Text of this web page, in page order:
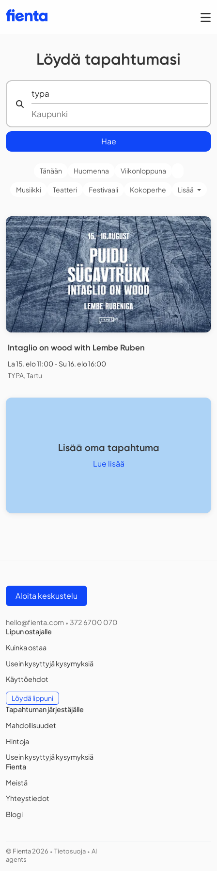
Löydä tapahtumasi
Hae
Tänään Huomenna Viikonloppuna
Musiikki Teatteri Festivaali Kokoperhe Lisää
Intaglio on wood with Lembe Ruben
La 15. elo 11:00 - Su 16. elo 16:00
TYPA, Tartu
Lisää oma tapahtuma
Lue lisää
Aloita keskustelu
hello@fienta.com • 372 6700 070
Lipun ostajalle
Kuinka ostaa
Usein kysyttyjä kysymyksiä
Käyttöehdot
Löydä lippuni
Tapahtuman järjestäjälle
Mahdollisuudet
Hintoja
Usein kysyttyjä kysymyksiä
Fienta
Meistä
Yhteystiedot
Blogi
© Fienta 2026 • Tietosuoja • AI
agents